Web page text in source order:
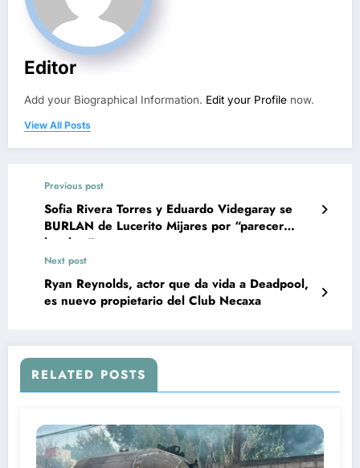
Editor
Add your Biographical Information. Edit your Profile now.
View All Posts
Previous post
Sofia Rivera Torres y Eduardo Videgaray se
BURLAN de Lucerito Mijares por “parecer
hombre”
Next post
Ryan Reynolds, actor que da vida a Deadpool,
es nuevo propietario del Club Necaxa
RELATED POSTS